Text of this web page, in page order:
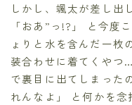
しかし、颯太が差し出
「おあ”っ!?」 と今度
ょりと水を含んだ一
装合わせに着てくやつ
で裏目に出てしまった
れんなよ」 と何かを